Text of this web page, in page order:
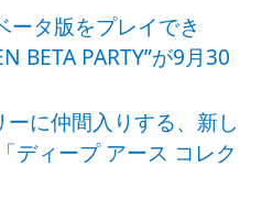
ータ版をプレイでき
BETA PARTY”が9月30
に仲間入りする、新し
ディープ アース コレク